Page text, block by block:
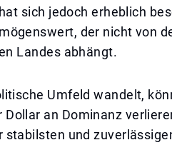
sich jedoch erheblich
der nicht von
Landes abhängt.
Umfeld wandelt,
an Dominanz
stabilsten und